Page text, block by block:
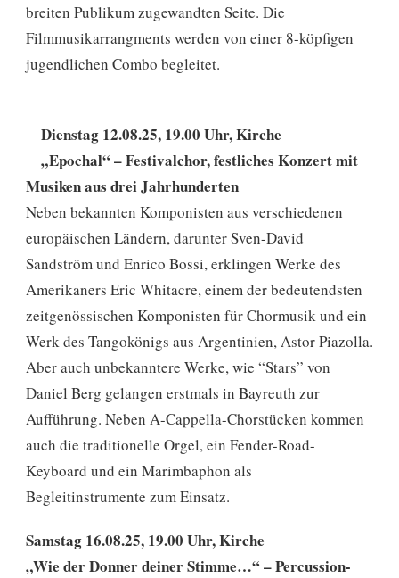
breiten Publikum zugewandten Seite. Die
Filmmusikarrangments werden von einer 8-köpfigen
jugendlichen Combo begleitet.
Dienstag 12.08.25, 19.00 Uhr, Kirche
„Epochal“ – Festivalchor, festliches Konzert mit
Musiken aus drei Jahrhunderten
Neben bekannten Komponisten aus verschiedenen
europäischen Ländern, darunter Sven-David
Sandström und Enrico Bossi, erklingen Werke des
Amerikaners Eric Whitacre, einem der bedeutendsten
zeitgenössischen Komponisten für Chormusik und ein
Werk des Tangokönigs aus Argentinien, Astor Piazolla.
Aber auch unbekanntere Werke, wie “Stars” von
Daniel Berg gelangen erstmals in Bayreuth zur
Aufführung. Neben A-Cappella-Chorstücken kommen
auch die traditionelle Orgel, ein Fender-Road-
Keyboard und ein Marimbaphon als
Begleitinstrumente zum Einsatz.
Samstag 16.08.25, 19.00 Uhr, Kirche
„Wie der Donner deiner Stimme…“ – Percussion-